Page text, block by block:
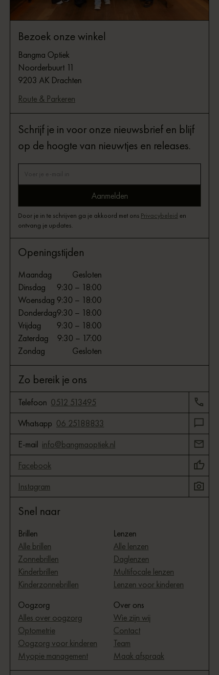
Bezoek onze winkel
Bangma Optiek
Noorderbuurt 11
9203 AK Drachten
Route & Parkeren
Schrijf je in voor onze nieuwsbrief en blijf
op de hoogte van nieuwtjes en releases.
Door je in te schrijven ga je akkoord met ons Privacybeleid en
ontvang je updates.
Openingstijden
Maandag
Gesloten
Dinsdag
9:30 – 18:00
Woensdag 9:30 – 18:00
Donderdag9:30 – 18:00
Vrijdag
9:30 – 18:00
Zaterdag
9:30 – 17:00
Zondag
Gesloten
Zo bereik je ons
Telefoon 0512 513495
Whatsapp 06 25188833
E-mail info@bangmaoptiek.nl
Facebook
Instagram
Snel naar
Brillen
Alle brillen
Zonnebrillen
Kinderbrillen
Kinderzonnebrillen
Lenzen
Alle lenzen
Daglenzen
Multifocale lenzen
Lenzen voor kinderen
Oogzorg
Alles over oogzorg
Optometrie
Oogzorg voor kinderen
Myopie management
Over ons
Wie zijn wij
Contact
Team
Maak afspraak